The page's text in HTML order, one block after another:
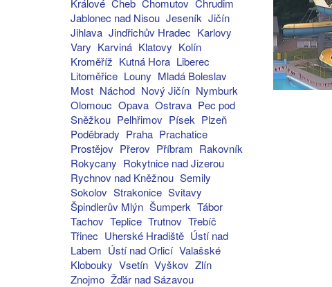
Králové Cheb Chomutov Chrudim
Jablonec nad Nisou Jeseník Jičín
Jihlava Jindřichův Hradec Karlovy
Vary Karviná Klatovy Kolín
Kroměříž Kutná Hora Liberec
Litoměřice Louny Mladá Boleslav
Most Náchod Nový Jičín Nymburk
Olomouc Opava Ostrava Pec pod
Sněžkou Pelhřimov Písek Plzeň
Poděbrady Praha Prachatice
Prostějov Přerov Příbram Rakovník
Rokycany Rokytnice nad Jizerou
Rychnov nad Kněžnou Semily
Sokolov Strakonice Svitavy
Špindlerův Mlýn Šumperk Tábor
Tachov Teplice Trutnov Třebíč
Třinec Uherské Hradiště Ústí nad
Labem Ústí nad Orlicí Valašské
Klobouky Vsetín Vyškov Zlín
Znojmo Žďár nad Sázavou